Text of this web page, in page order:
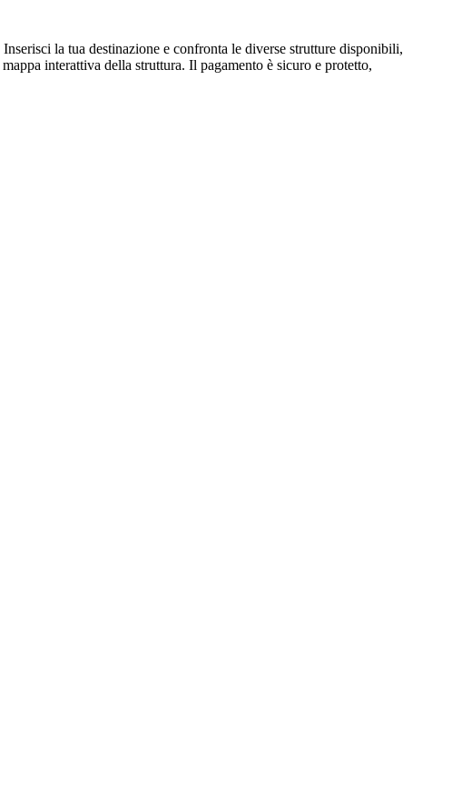
la tua destinazione e confronta le diverse strutture disponibili,
interattiva della struttura. Il pagamento è sicuro e protetto,